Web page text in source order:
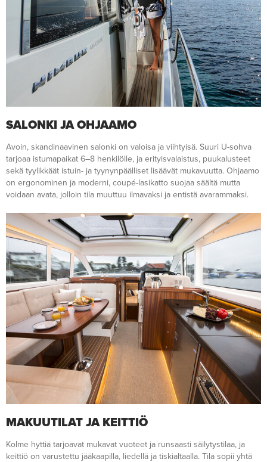
SALONKI JA OHJAAMO
Avoin, skandinaavinen salonki on valoisa ja viihtyisä. Suuri U-sohva
tarjoaa istumapaikat 6–8 henkilölle, ja erityisvalaistus, puukalusteet
sekä tyylikkäät istuin- ja tyynynpäälliset lisäävät mukavuutta. Ohjaamo
on ergonominen ja moderni, coupé-lasikatto suojaa säältä mutta
voidaan avata, jolloin tila muuttuu ilmavaksi ja entistä avarammaksi.
MAKUUTILAT JA KEITTIÖ
Kolme hyttiä tarjoavat mukavat vuoteet ja runsaasti säilytystilaa, ja
keittiö on varustettu jääkaapilla, liedellä ja tiskialtaalla. Tila sopii yhtä